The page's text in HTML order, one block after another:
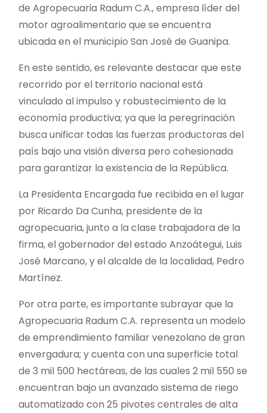
de Agropecuaria Radum C.A., empresa líder del
motor agroalimentario que se encuentra
ubicada en el municipio San José de Guanipa.
En este sentido, es relevante destacar que este
recorrido por el territorio nacional está
vinculado al impulso y robustecimiento de la
economía productiva; ya que la peregrinación
busca unificar todas las fuerzas productoras del
país bajo una visión diversa pero cohesionada
para garantizar la existencia de la República.
La Presidenta Encargada fue recibida en el lugar
por Ricardo Da Cunha, presidente de la
agropecuaria, junto a la clase trabajadora de la
firma, el gobernador del estado Anzoátegui, Luis
José Marcano, y el alcalde de la localidad, Pedro
Martínez.
Por otra parte, es importante subrayar que la
Agropecuaria Radum C.A. representa un modelo
de emprendimiento familiar venezolano de gran
envergadura; y cuenta con una superficie total
de 3 mil 500 hectáreas, de las cuales 2 mil 550 se
encuentran bajo un avanzado sistema de riego
automatizado con 25 pivotes centrales de alta